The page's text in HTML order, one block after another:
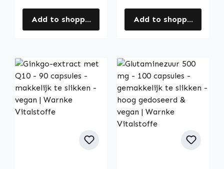
Add to shopping cart Add to shopping cart